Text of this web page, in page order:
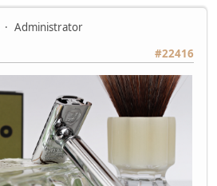
Administrator
#22416